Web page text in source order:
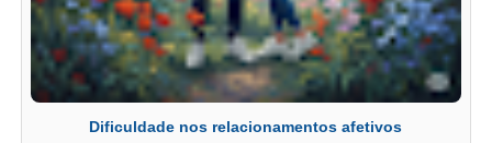
Dificuldade nos relacionamentos afetivos